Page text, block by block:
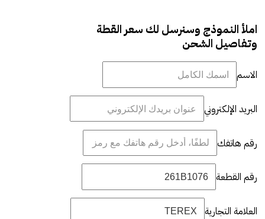
املأ النموذج وسنرسل لك سعر القطة
وتفاصيل الشحن
الاسم
البريد الإلكتروني
رقم هاتفك
رقم القطعة
العلامة التجارية